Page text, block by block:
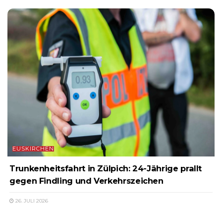
EUSKIRCHEN
Trunkenheitsfahrt in Zülpich: 24-Jährige prallt
gegen Findling und Verkehrszeichen
26. JULI 2026